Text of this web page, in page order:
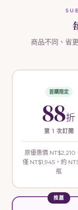
商品不同、省
首購限定
88折
第 1 次訂閱
原優惠價 NT$2,210
僅 NT$1,945，約
瓶